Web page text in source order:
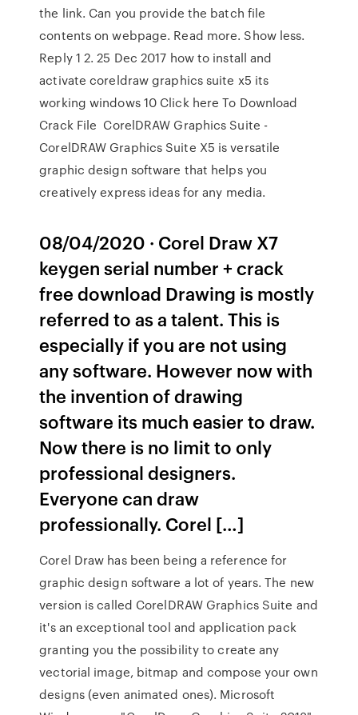
the link. Can you provide the batch file
contents on webpage. Read more. Show less.
Reply 1 2. 25 Dec 2017 how to install and
activate coreldraw graphics suite x5 its
working windows 10 Click here To Download
Crack File CorelDRAW Graphics Suite -
CorelDRAW Graphics Suite X5 is versatile
graphic design software that helps you
creatively express ideas for any media.
08/04/2020 · Corel Draw X7
keygen serial number + crack
free download Drawing is mostly
referred to as a talent. This is
especially if you are not using
any software. However now with
the invention of drawing
software its much easier to draw.
Now there is no limit to only
professional designers.
Everyone can draw
professionally. Corel […]
Corel Draw has been being a reference for
graphic design software a lot of years. The new
version is called CorelDRAW Graphics Suite and
it's an exceptional tool and application pack
granting you the possibility to create any
vectorial image, bitmap and compose your own
designs (even animated ones). Microsoft